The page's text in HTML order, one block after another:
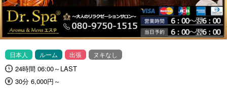
日本人 ルーム 出張 ヌキなし
24時間 06:00～LAST
30分 6,000円～